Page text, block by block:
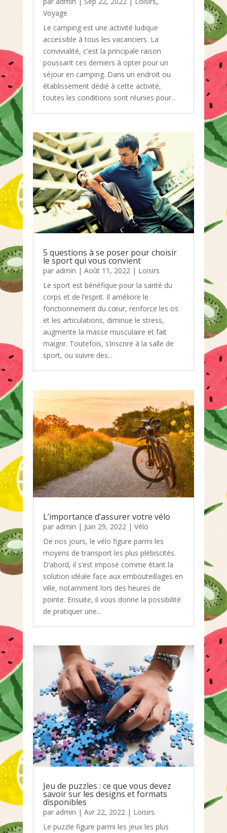
Voyage
Le camping est une activité ludique
accessible à tous les vacanciers. La
convivialité, c'est la principale raison
poussant ces derniers à opter pour un
séjour en camping. Dans un endroit ou
établissement dédié à cette activité,
toutes les conditions sont réunies pour...
5 questions à se poser pour choisir
le sport qui vous convient
par admin | Août 11, 2022| Loisirs
Le sport est bénéfique pour la santé du
corps et de l’esprit. Il améliore le
fonctionnement du cœur, renforce les os
et les articulations, diminue le stress,
augmente la masse musculaire et fait
maigrir. Toutefois, s’inscrire à la salle de
sport, ou suivre des...
L’importance d’assurer votre vélo
par admin | Juin 29, 2022 | Vélo
De nos jours, le vélo figure parmi les
moyens de transport les plus plébiscités.
D’abord, il s’est imposé comme étant la
solution idéale face aux embouteillages en
ville, notamment lors des heures de
pointe. Ensuite, il vous donne la possibilité
de pratiquer une...
Jeu de puzzles : ce que vous devez
savoir sur les designs et formats
disponibles
par admin | Avr 22, 2022| Loisirs
Le puzzle figure parmi les jeux les plus